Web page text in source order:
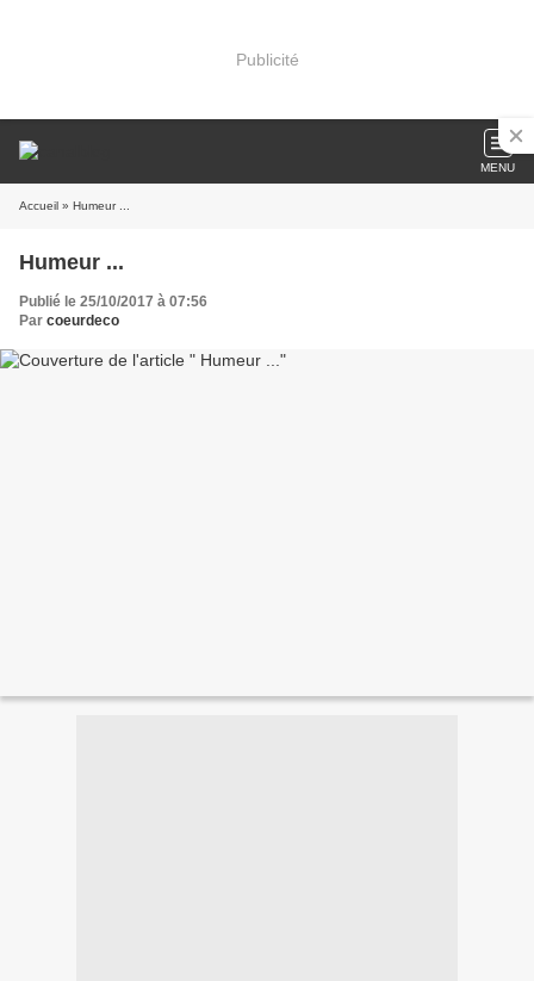
Publicité
MENU
Accueil » Humeur ...
Humeur ...
Publié le 25/10/2017 à 07:56
Par coeurdeco